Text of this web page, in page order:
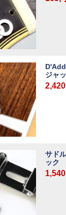
ジャ
2,420
サド
ック
1,540